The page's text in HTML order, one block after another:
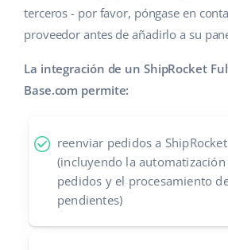
Calculadora de beneficios
Cooperación y socios
Contáctanos
Français
Italiano
polski
português (BR)
română
中文
terceros - por favor, póngase en
proveedor antes de añadirlo a su
La integración de un ShipRocket
Base.com permite:
reenviar pedidos a
(incluyendo la
pedidos y el procesamiento
pendientes)